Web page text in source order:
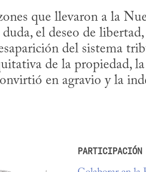
que llevaron a la
el deseo de
del sistema
de la propiedad,
en agravio y la
PARTICIPACIÓN